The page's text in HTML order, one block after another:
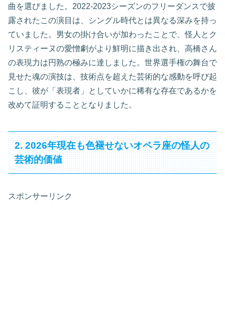
曲を選びました。2022-2023シーズンのフリーダンスで披
露されたこの演目は、シングル時代とは異なる深みを持っ
ていました。男女の掛け合いが加わったことで、怪人とク
リスティーヌの愛憎劇がより鮮明に描き出され、高橋さん
の表現力は円熟の極みに達しました。世界選手権の舞台で
見せた魂の演技は、技術点を超えた芸術的な感動を呼び起
こし、彼が「表現者」としていかに稀有な存在であるかを
改めて証明することとなりました。
2. 2026年現在も色褪せないオペラ座の怪人の
芸術的価値
スポンサーリンク